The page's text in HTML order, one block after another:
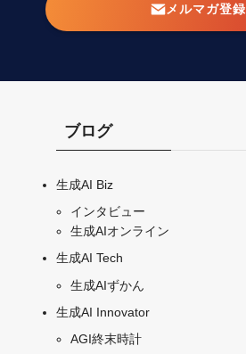
メルマガ登録
ブログ
生成AI Biz
インタビュー
生成AIオンライン
生成AI Tech
生成AIずかん
生成AI Innovator
AGI終末時計